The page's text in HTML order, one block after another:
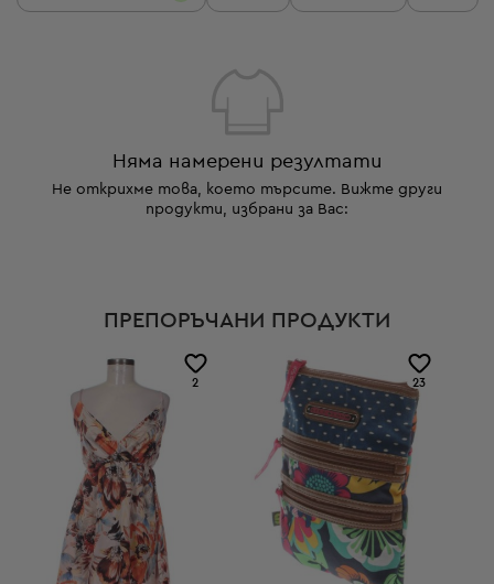
Няма намерени резултати
Не открихме това, което търсите. Вижте други
продукти, избрани за Вас:
ПРЕПОРЪЧАНИ ПРОДУКТИ
2 23